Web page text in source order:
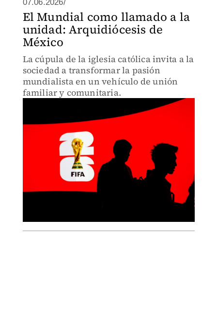
07.06.2026/
El Mundial como llamado a la
unidad: Arquidiócesis de
México
La cúpula de la iglesia católica invita a la
sociedad a transformar la pasión
mundialista en un vehículo de unión
familiar y comunitaria.